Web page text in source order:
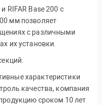
RIFAR Base 200 с
мм позволяет
с различными
их установки.
характеристики
качества, компания
сроком 10 лет